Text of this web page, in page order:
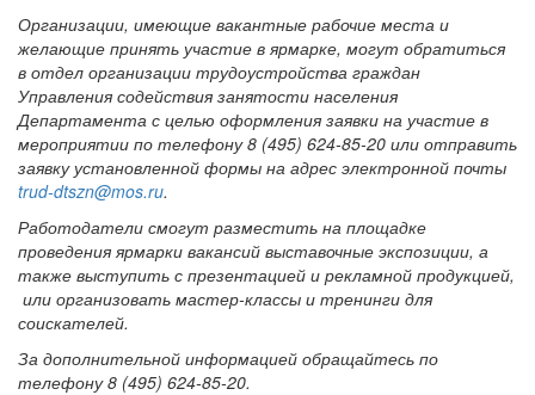
Организации, имеющие вакантные рабочие места и
желающие принять участие в ярмарке, могут обратиться
в отдел организации трудоустройства граждан
Управления содействия занятости населения
Департамента с целью оформления заявки на участие в
мероприятии по телефону 8 (495) 624-85-20 или отправить
заявку установленной формы на адрес электронной почты
trud-dtszn@mos.ru.
Работодатели смогут разместить на площадке
проведения ярмарки вакансий выставочные экспозиции, а
также выступить с презентацией и рекламной продукцией,
или организовать мастер-классы и тренинги для
соискателей.
За дополнительной информацией обращайтесь по
телефону 8 (495) 624-85-20.